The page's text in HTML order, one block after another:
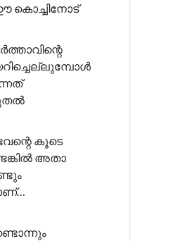
കൊച്ചിനോട്
കൂടെ
അതാ